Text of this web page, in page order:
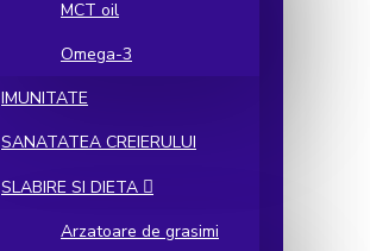
MCT oil
Omega-3
IMUNITATE
SANATATEA CREIERULUI
SLABIRE SI DIETA
Arzatoare de grasimi